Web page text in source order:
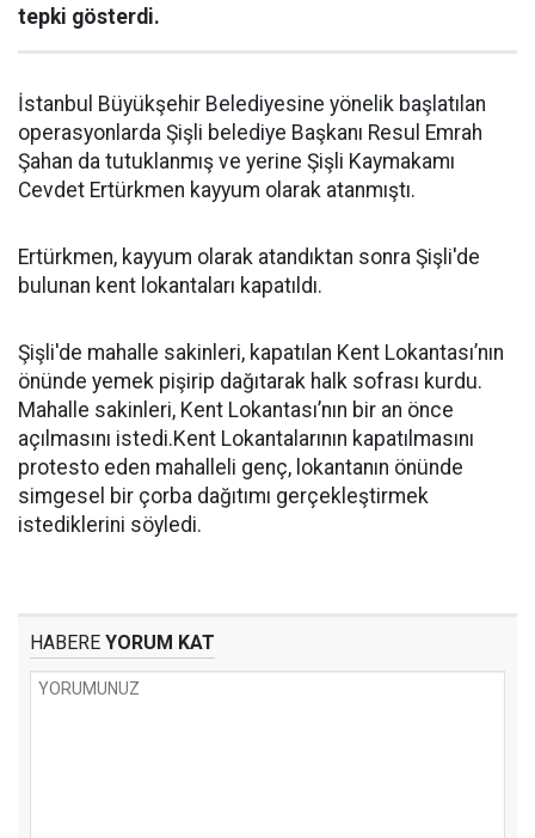
tepki gösterdi.
İstanbul Büyükşehir Belediyesine yönelik başlatılan
operasyonlarda Şişli belediye Başkanı Resul Emrah
Şahan da tutuklanmış ve yerine Şişli Kaymakamı
Cevdet Ertürkmen kayyum olarak atanmıştı.
Ertürkmen, kayyum olarak atandıktan sonra Şişli'de
bulunan kent lokantaları kapatıldı.
Şişli'de mahalle sakinleri, kapatılan Kent Lokantası’nın
önünde yemek pişirip dağıtarak halk sofrası kurdu.
Mahalle sakinleri, Kent Lokantası’nın bir an önce
açılmasını istedi.Kent Lokantalarının kapatılmasını
protesto eden mahalleli genç, lokantanın önünde
simgesel bir çorba dağıtımı gerçekleştirmek
istediklerini söyledi.
HABERE YORUM KAT